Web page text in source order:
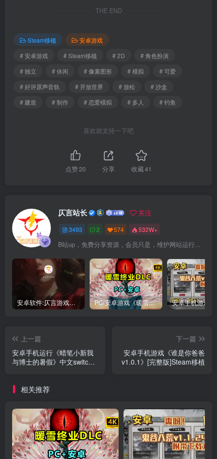
THE END
Steam移植
安卓游戏
# 安卓游戏
# Steam移植 # 2D
# 角色扮演
# 独立
# 休闲 # 像素图形 # 模拟
# 可爱
# 好评原声音轨
# 开放世界 # 放松
# 沙盒
# 建造
# 制作 # 恋爱模拟 # 多人 # 钓鱼
喜欢就支持一下吧
点赞20 分享 收藏41
仄言站长 关注
3493 2 574 532W+
B站up，免费分享资源，会员只是，维护网站运行，会员权利为可以支持本地下载，更多内容，敬请期待！
安卓软件:仄言游戏库4.0APP全新上架了！没有下的赶紧下载呀！ PC/安卓游戏《暖雪最新v3.1.0.1》终业DLC整合版！
上一篇
安卓手机运行《蜡笔小新我
与博士的暑假》中文switch
下一篇
安卓手机游戏《谁是你爸爸
v1.0.1》[完整版]Steam移植
相关推荐